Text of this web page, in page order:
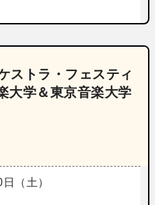
ストラ・フェスティ
大学＆東京音楽大学
（土）